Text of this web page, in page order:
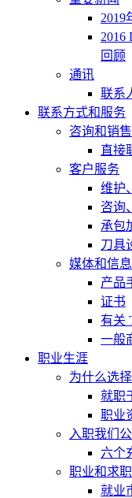
2019
2016
回顾
通讯
联系
联系方式和服务
咨询和销售
直接
客户服务
维护
咨询
承包
刀具
媒体和信息
产品
证书
有关
一般
职业生涯
为什么选
就职
职业
入职我们
六个
职业和求职
就业